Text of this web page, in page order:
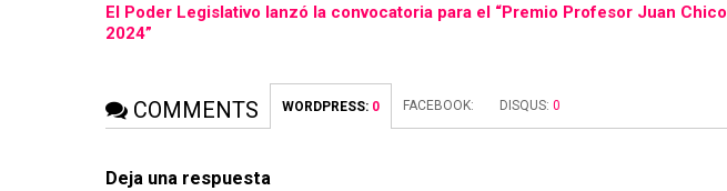
El Poder Legislativo lanzó la convocatoria para el “Premio Profesor Juan Chico
2024”
COMMENTS WORDPRESS: 0 FACEBOOK: DISQUS:0
Deja una respuesta